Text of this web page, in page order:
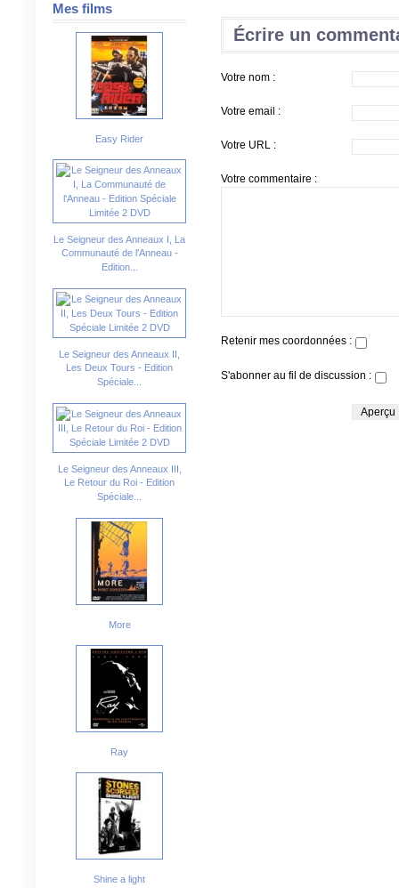
Mes films
Easy Rider
Le Seigneur des Anneaux I, La
Communauté de l'Anneau -
Edition...
Le Seigneur des Anneaux II,
Les Deux Tours - Edition
Spéciale...
Le Seigneur des Anneaux III,
Le Retour du Roi - Edition
Spéciale...
More
Ray
Shine a light
Écrire un
Votre nom :
Votre email :
Votre URL :
Votre commentaire :
Retenir mes coordonnées :
S'abonner au fil de discussion :